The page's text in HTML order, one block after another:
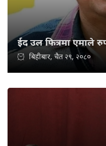
ईद उल फित्रमा एमाले
बिहीबार, चैत २९, २०८०